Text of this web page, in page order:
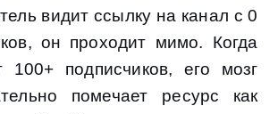
видит ссылку на канал с 0
он проходит мимо. Когда
100+ подписчиков, его мозг
помечает ресурс как